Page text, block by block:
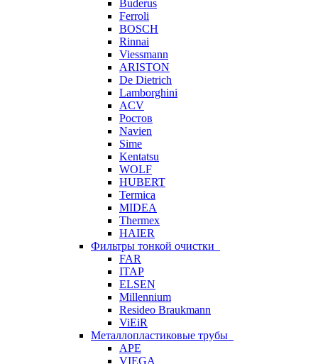
Buderus
Ferroli
BOSCH
Rinnai
Viessmann
ARISTON
De Dietrich
Lamborghini
ACV
Ростов
Navien
Sime
Kentatsu
WOLF
HUBERT
Termica
MIDEA
Thermex
HAIER
Фильтры тонкой очистки
FAR
ITAP
ELSEN
Millennium
Resideo Braukmann
ViEiR
Металлопластиковые трубы
APE
VIEGA